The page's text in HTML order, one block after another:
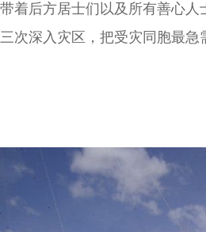
带着后方居士们以及所有善心
三次深入灾区，把受灾同胞最